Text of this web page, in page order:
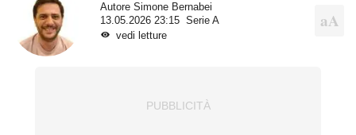
Autore Simone Bernabei
13.05.2026 23:15
Serie A
vedi letture